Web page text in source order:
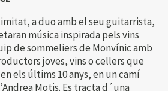
a duo amb el seu guitarrista,
música inspirada pels vins
de sommeliers de Monvínic amb
joves, vins o cellers que
els últims 10 anys, en un camí
Motis. Es tracta d´una